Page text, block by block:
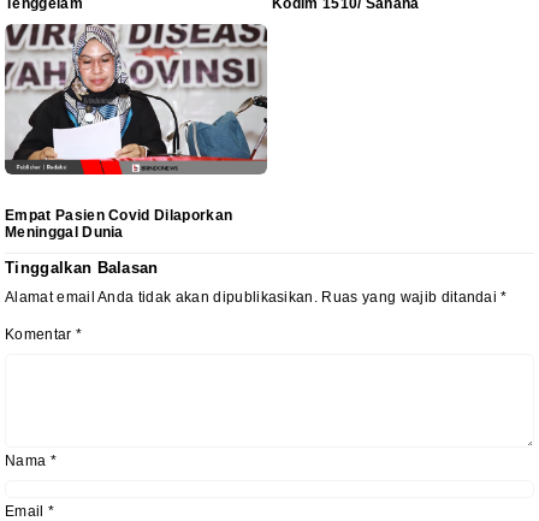
Tenggelam Kodim 1510/ Sanana
Empat Pasien Covid Dilaporkan
Meninggal Dunia
Tinggalkan Balasan
Alamat email Anda tidak akan dipublikasikan. Ruas yang wajib ditandai*
Komentar *
Nama *
Email *